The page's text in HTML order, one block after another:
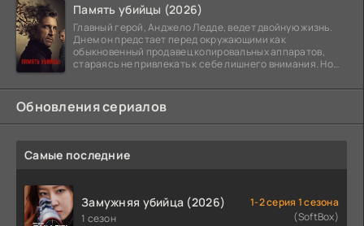
Память убийцы (2026)
Главный герой, Анджело Ледде, ведет двойную жизнь.
Днем он предстает перед окружающими как
обыкновенный продавец копировальных аппаратов,
стараясь не привлекать к себе лишнего внимания. Но
Обновления сериалов
Самые последние
Замужняя убийца (2026)
1 сезон
1-2 серия 1 сезона
(SoftBox)